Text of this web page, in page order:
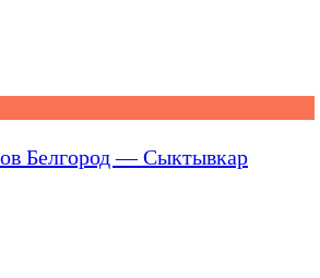
Белгород — Сыктывкар